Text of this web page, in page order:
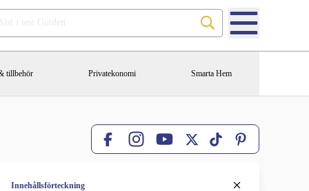
tillbehör Privatekonomi Smarta Hem
FacebookInstagramYouTube
X TikTokPinterest
Innehållsförteckning